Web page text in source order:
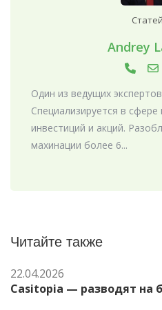
Andrey
Один из ведущих
Специализируется в
инвестиций и акций.
махинации более 6...
Читайте также
22.04.2026
Casitopia — разводят на